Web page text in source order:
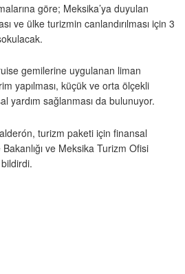
göre; Meksika’ya duyulan
ve ülke turizmin canlandırılması için 3
gemilerine uygulanan liman
yapılması, küçük ve orta ölçekli
yardım sağlanması da bulunuyor.
turizm paketi için finansal
ve Meksika Turizm Ofisi
bildirdi.